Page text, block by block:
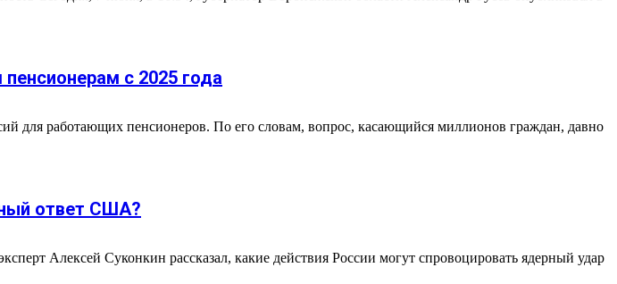
с 2025 года
работающих пенсионеров. По его словам, вопрос, касающийся миллионов граждан, давно
ответ США?
Алексей Суконкин рассказал, какие действия России могут спровоцировать ядерный удар